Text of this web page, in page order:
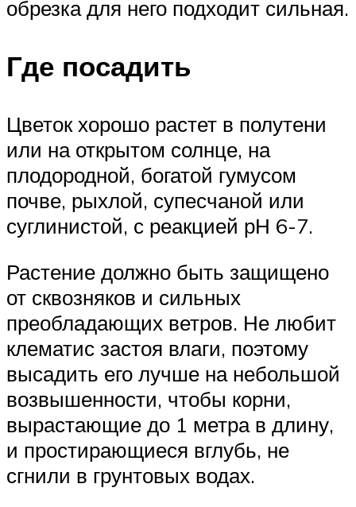
обрезка для него подходит сильная.
Где посадить
Цветок хорошо растет в полутени
или на открытом солнце, на
плодородной, богатой гумусом
почве, рыхлой, супесчаной или
суглинистой, с реакцией рН 6-7.
Растение должно быть защищено
от сквозняков и сильных
преобладающих ветров. Не любит
клематис застоя влаги, поэтому
высадить его лучше на небольшой
возвышенности, чтобы корни,
вырастающие до 1 метра в длину,
и простирающиеся вглубь, не
сгнили в грунтовых водах.